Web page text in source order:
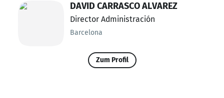
DAVID CARRASCO ALVAREZ
Director Administración
Barcelona
Zum Profil